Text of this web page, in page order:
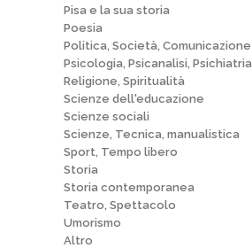
Pisa e la sua storia
Poesia
Politica, Società, Comunicazione
Psicologia, Psicanalisi, Psichiatria
Religione, Spiritualità
Scienze dell'educazione
Scienze sociali
Scienze, Tecnica, manualistica
Sport, Tempo libero
Storia
Storia contemporanea
Teatro, Spettacolo
Umorismo
Altro